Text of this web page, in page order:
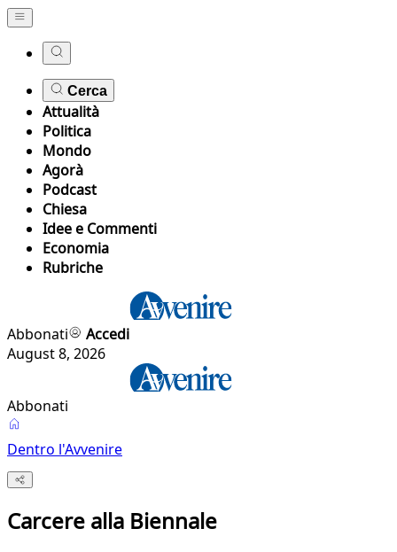
Cerca
Attualità
Politica
Mondo
Agorà
Podcast
Chiesa
Idee e Commenti
Economia
Rubriche
Abbonati
Accedi
August 8, 2026
Abbonati
Dentro l'Avvenire
Carcere alla Biennale